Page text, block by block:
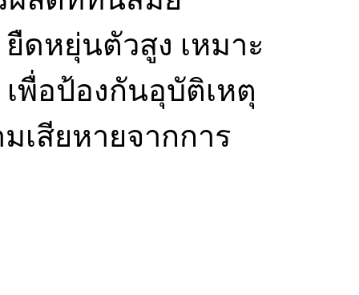
ดหยุ่นตัวสูง เหมาะ
พื่อป้องกันอุบัติเหตุ
เสียหายจากการ